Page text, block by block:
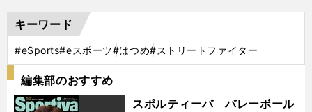
キーワード
#eSports#eスポーツ#はつめ#ストリートファイター
編集部のおすすめ
スポルティーバ バレーボール